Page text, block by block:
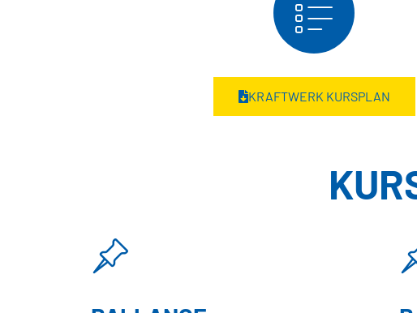
KRAFTWERK KURSPLAN